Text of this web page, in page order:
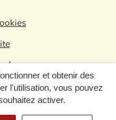
et obtenir des
l'utilisation, vous pouvez
activer.
du label